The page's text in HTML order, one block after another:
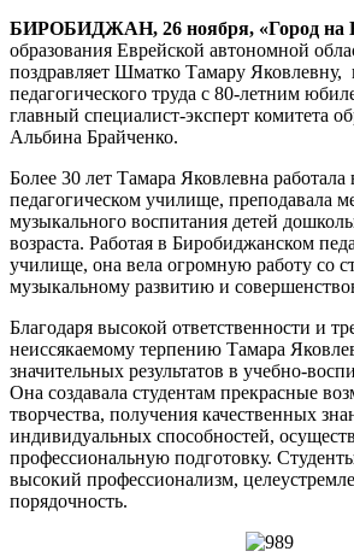
БИРОБИДЖАН, 26 ноября, «Город на
образования Еврейской автономной
поздравляет Шматко Тамару Яковлевну,
педагогического труда с 80-летним
главный специалист-эксперт комитета
Альбина Брайченко.
Более 30 лет Тамара Яковлевна
педагогическом училище, преподавала
музыкального воспитания детей
возраста. Работая в Биробиджанском
училище, она вела огромную работу со
музыкальному развитию и
Благодаря высокой ответственности и
неиссякаемому терпению Тамара
значительных результатов в учебно-
Она создавала студентам прекрасные
творчества, получения качественных
индивидуальных способностей,
профессиональную подготовку.
высокий профессионализм,
порядочность.